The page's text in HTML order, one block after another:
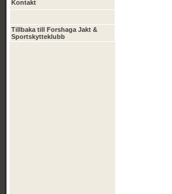
Kontakt
Tillbaka till Forshaga Jakt &
Sportskytteklubb